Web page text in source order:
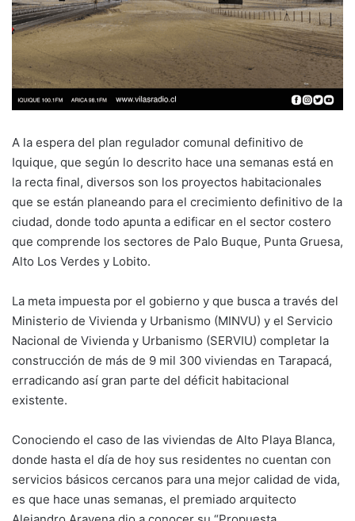
A la espera del plan regulador comunal definitivo de
Iquique, que según lo descrito hace una semanas está en
la recta final, diversos son los proyectos habitacionales
que se están planeando para el crecimiento definitivo de la
ciudad, donde todo apunta a edificar en el sector costero
que comprende los sectores de Palo Buque, Punta Gruesa,
Alto Los Verdes y Lobito.
La meta impuesta por el gobierno y que busca a través del
Ministerio de Vivienda y Urbanismo (MINVU) y el Servicio
Nacional de Vivienda y Urbanismo (SERVIU) completar la
construcción de más de 9 mil 300 viviendas en Tarapacá,
erradicando así gran parte del déficit habitacional
existente.
Conociendo el caso de las viviendas de Alto Playa Blanca,
donde hasta el día de hoy sus residentes no cuentan con
servicios básicos cercanos para una mejor calidad de vida,
es que hace unas semanas, el premiado arquitecto